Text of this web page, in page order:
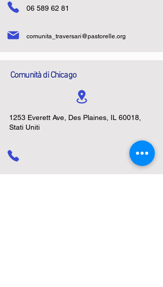
06 589 62 81
comunita_traversari@pastorelle.org
Comunità di Chicago
1253 Everett Ave, Des Plaines, IL 60018,
Stati Uniti